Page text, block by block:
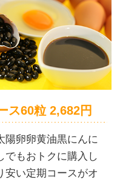
ス60粒 2,682円
陽卵卵黄油黒にんに
でもおトクに購入し
安い定期コースがオ